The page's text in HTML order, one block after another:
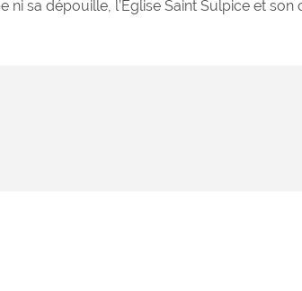
sa dépouille, l’Eglise Saint Sulpice et son